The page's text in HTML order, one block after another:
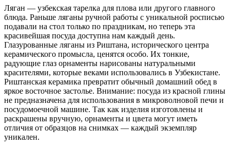
Ляган — узбекская тарелка для плова или другого главного
блюда. Раньше ляганы ручной работы с уникальной росписью
подавали на стол только по праздникам, но теперь эта
красивейшая посуда доступна нам каждый день.
Глазурованные ляганы из Риштана, исторического центра
керамического промысла, ценятся особо. Их тонкие,
радующие глаз орнаменты нарисованы натуральными
красителями, которые веками использовались в Узбекистане.
Риштанская керамика превратит обычный домашний обед в
яркое восточное застолье. Внимание: посуда из красной глины
не предназначена для использования в микроволновой печи и
посудомоечной машине. Так как изделия изготовлены и
раскрашены вручную, орнаменты и цвета могут иметь
отличия от образцов на снимках — каждый экземпляр
уникален.